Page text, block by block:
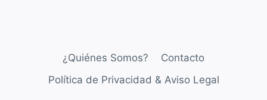
ESTABILIDAD
EN
¿Quiénes Somos?
Contacto
Política de Privacidad & Aviso Legal